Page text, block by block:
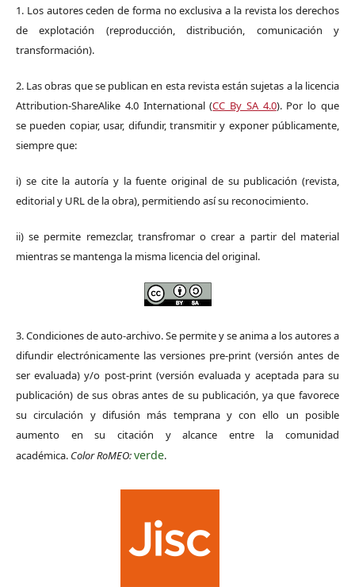
1. Los autores ceden de forma no exclusiva a la revista los derechos
de explotación (reproducción, distribución, comunicación y
transformación).
2. Las obras que se publican en esta revista están sujetas a la licencia
Attribution-ShareAlike 4.0 International (CC By SA 4.0). Por lo que
se pueden copiar, usar, difundir, transmitir y exponer públicamente,
siempre que:
i) se cite la autoría y la fuente original de su publicación (revista,
editorial y URL de la obra), permitiendo así su reconocimiento.
ii) se permite remezclar, transfromar o crear a partir del material
mientras se mantenga la misma licencia del original.
3. Condiciones de auto-archivo. Se permite y se anima a los autores a
difundir electrónicamente las versiones pre-print (versión antes de
ser evaluada) y/o post-print (versión evaluada y aceptada para su
publicación) de sus obras antes de su publicación, ya que favorece
su circulación y difusión más temprana y con ello un posible
aumento en su citación y alcance entre la comunidad
académica. Color RoMEO:verde.